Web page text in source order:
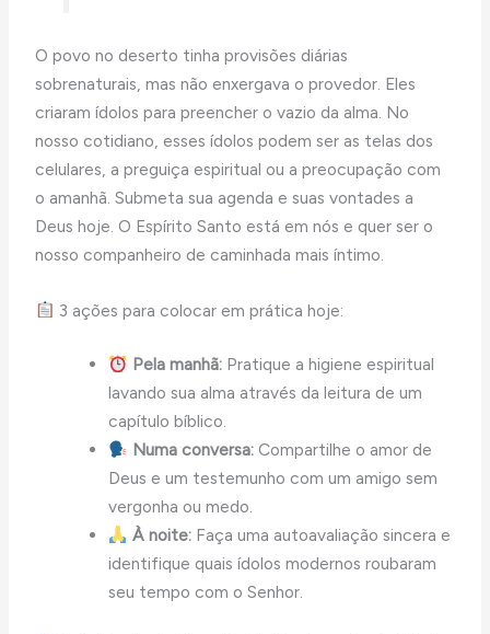
O povo no deserto tinha provisões diárias
sobrenaturais, mas não enxergava o provedor. Eles
criaram ídolos para preencher o vazio da alma. No
nosso cotidiano, esses ídolos podem ser as telas dos
celulares, a preguiça espiritual ou a preocupação com
o amanhã. Submeta sua agenda e suas vontades a
Deus hoje. O Espírito Santo está em nós e quer ser o
nosso companheiro de caminhada mais íntimo.
3 ações para colocar em prática hoje:
Pela manhã:Pratique a higiene espiritual
lavando sua alma através da leitura de um
capítulo bíblico.
Numa conversa:Compartilhe o amor de
Deus e um testemunho com um amigo sem
vergonha ou medo.
À noite:Faça uma autoavaliação sincera e
identifique quais ídolos modernos roubaram
seu tempo com o Senhor.